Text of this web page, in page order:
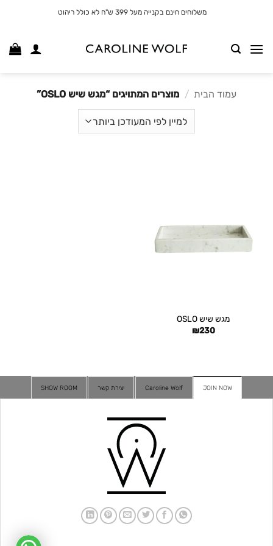
משלוחים חינם בקנייה מעל 399 ש"ח לא כולל ריהוט
עמוד הבית / מוצרים המתויגים “מגש שיש OSLO”
מגש שיש OSLO
₪230
JOIN NOW
Caroline Wolf יצירת קשר SHOW ROOM